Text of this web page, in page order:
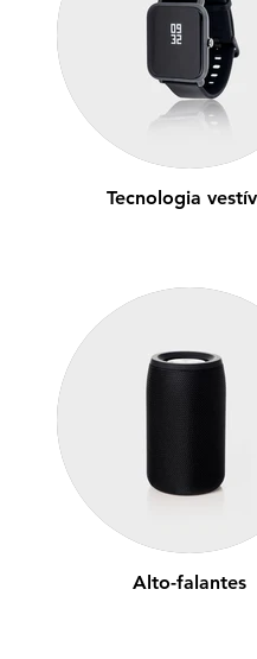
Tecnologia
Alto-falantes